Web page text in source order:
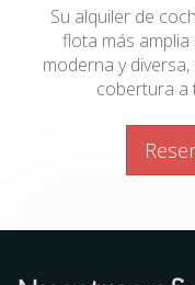
Su alquiler de
flota más
moderna y
cobertura a